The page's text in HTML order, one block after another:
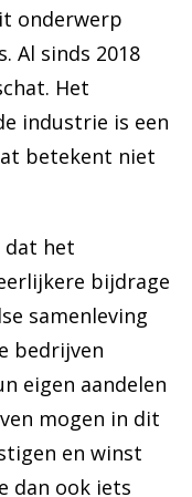
onderwerp
Al sinds 2018
Het
industrie is een
betekent niet
dat het
bijdrage
samenleving
bedrijven
eigen aandelen
mogen in dit
en winst
dan ook iets